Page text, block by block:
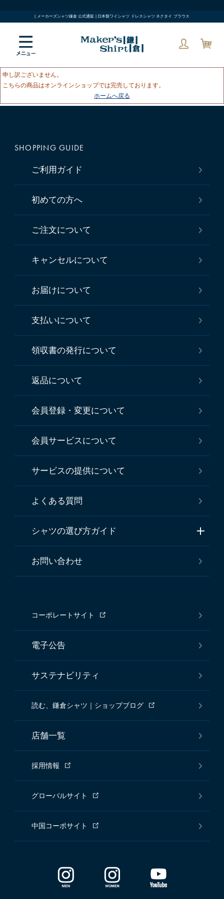
| メーカーズシャツ鎌倉 公式通販 | 日本製ワイシャツ ドレスシャツ ネクタイ ブラウス
申し訳ございません。
こちらの商品はオンラインショップでは完売しております。
ホームへ戻る
SHOPPING GUIDE
ご利用ガイド
初めての方へ
ご注文について
キャンセルについて
お届けについて
支払いについて
領収書の発行について
返品について
会員登録・変更について
会員サービスについて
サービスの提供について
よくある質問
シャツの選び方ガイド
お問い合わせ
コーポレートサイト
電子公告
サステナビリティ
読む、鎌倉シャツ｜ショップブログ
店舗一覧
採用情報
グローバルサイト
中国コーポサイト